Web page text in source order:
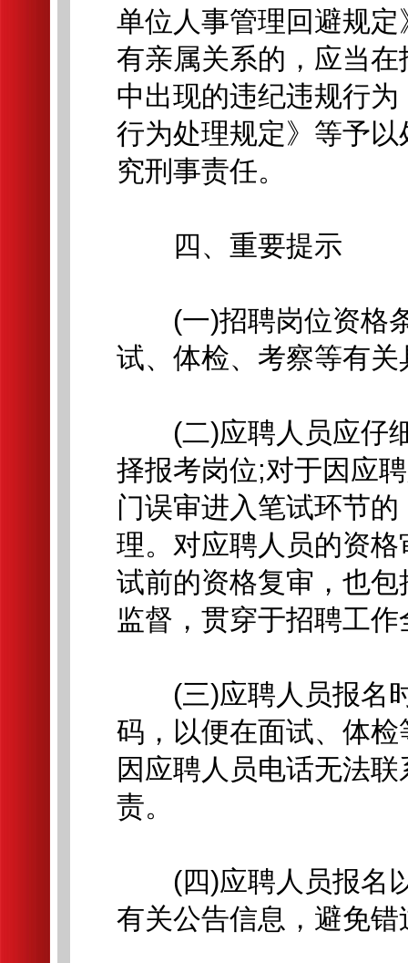
单位人事管理回避规
有亲属关系的，应当
中出现的违纪违规行
行为处理规定》等予
究刑事责任。
四、重要提示
(一)招聘岗位资格条
试、体检、考察等有
(二)应聘人员应仔细
择报考岗位;对于因应
门误审进入笔试环节
理。对应聘人员的资
试前的资格复审，也
监督，贯穿于招聘工作
(三)应聘人员报名时
码，以便在面试、体
因应聘人员电话无法
责。
(四)应聘人员报名以
有关公告信息，避免